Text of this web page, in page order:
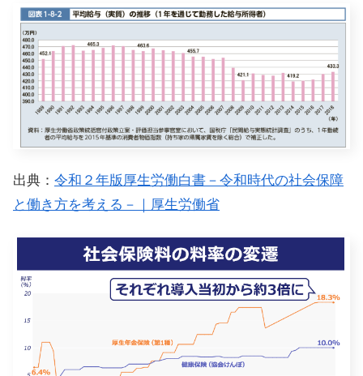
出典： 令和２年版厚生労働白書－令和時代の社会保障
と働き方を考える－｜厚生労働省